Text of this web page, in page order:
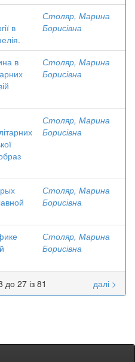
в
Столяр, Марина
Борисівна
в
Столяр, Марина
Борисівна
Столяр, Марина
Борисівна
Столяр, Марина
Борисівна
Столяр, Марина
Борисівна
до 27 із 81 далі >